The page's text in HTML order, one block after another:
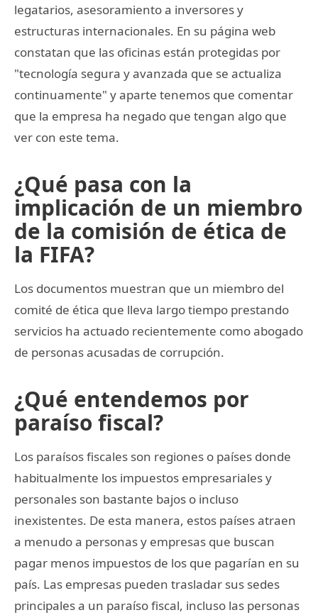
legatarios, asesoramiento a inversores y
estructuras internacionales. En su página web
constatan que las oficinas están protegidas por
"tecnología segura y avanzada que se actualiza
continuamente" y aparte tenemos que comentar
que la empresa ha negado que tengan algo que
ver con este tema.
¿Qué pasa con la
implicación de un miembro
de la comisión de ética de
la FIFA?
Los documentos muestran que un miembro del
comité de ética que lleva largo tiempo prestando
servicios ha actuado recientemente como abogado
de personas acusadas de corrupción.
¿Qué entendemos por
paraíso fiscal?
Los paraísos fiscales son regiones o países donde
habitualmente los impuestos empresariales y
personales son bastante bajos o incluso
inexistentes. De esta manera, estos países atraen
a menudo a personas y empresas que buscan
pagar menos impuestos de los que pagarían en su
país. Las empresas pueden trasladar sus sedes
principales a un paraíso fiscal, incluso las personas